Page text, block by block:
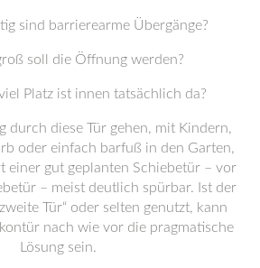
sind barrierearme Übergänge?
soll die Öffnung werden?
Platz ist innen tatsächlich da?
durch diese Tür gehen, mit Kindern,
oder einfach barfuß in den Garten,
einer gut geplanten Schiebetür – vor
– meist deutlich spürbar. Ist der
Tür“ oder selten genutzt, kann
nach wie vor die pragmatische
Lösung sein.